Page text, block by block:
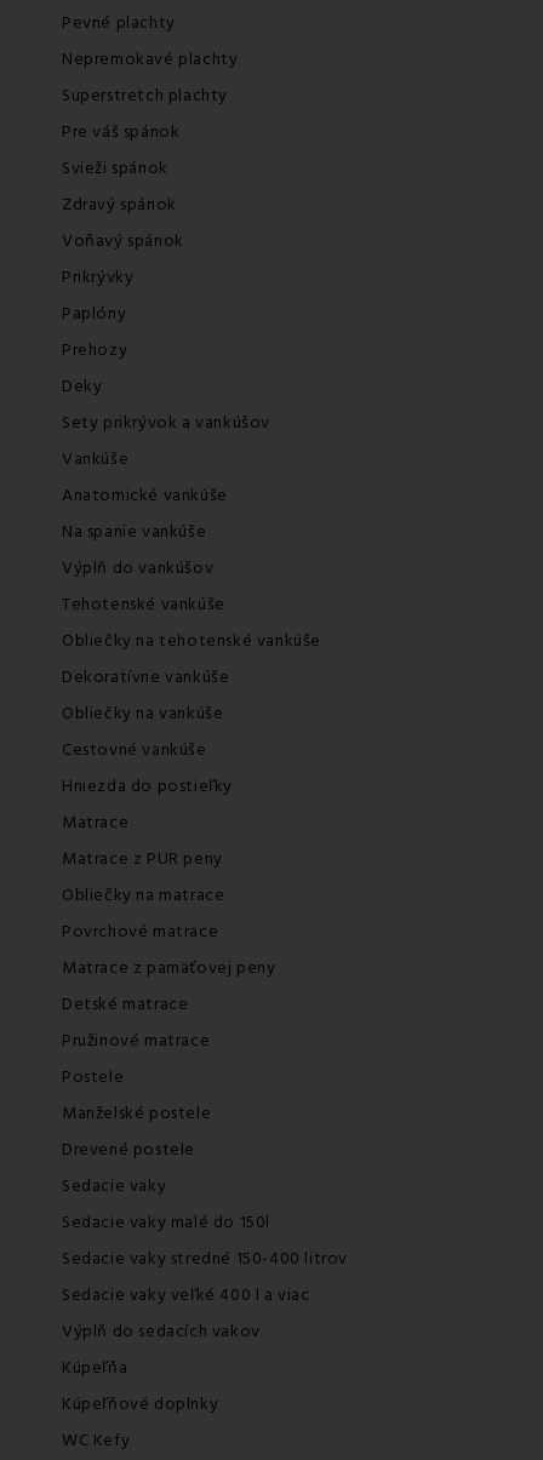
Pevné plachty
Nepremokavé plachty
Superstretch plachty
Pre váš spánok
Svieži spánok
Zdravý spánok
Voňavý spánok
Prikrývky
Paplóny
Prehozy
Deky
Sety prikrývok a vankúšov
Vankúše
Anatomické vankúše
Na spanie vankúše
Výplň do vankúšov
Tehotenské vankúše
Obliečky na tehotenské vankúše
Dekoratívne vankúše
Obliečky na vankúše
Cestovné vankúše
Hniezda do postieľky
Matrace
Matrace z PUR peny
Obliečky na matrace
Povrchové matrace
Matrace z pamäťovej peny
Detské matrace
Pružinové matrace
Postele
Manželské postele
Drevené postele
Sedacie vaky
Sedacie vaky malé do 150l
Sedacie vaky stredné 150-400 litrov
Sedacie vaky veľké 400 l a viac
Výplň do sedacích vakov
Kúpeľňa
Kúpeľňové doplnky
WC Kefy